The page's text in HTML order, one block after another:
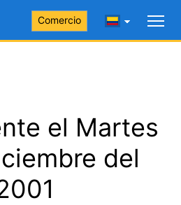
Comercio
el Martes
del